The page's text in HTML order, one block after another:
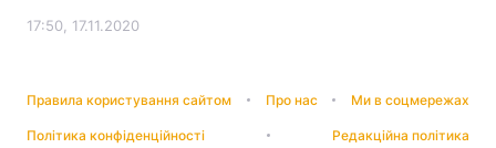
17:50, 17.11.2020
Правила користування сайтом Про нас Ми в соцмережах
Політика конфіденційності Редакційна політика